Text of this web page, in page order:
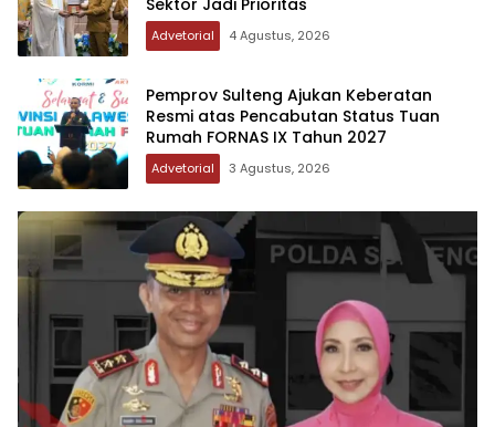
Advetorial 4 Agustus, 2026
Pemprov Sulteng Ajukan Keberatan
Resmi atas Pencabutan Status Tuan
Rumah FORNAS IX Tahun 2027
Advetorial 3 Agustus, 2026